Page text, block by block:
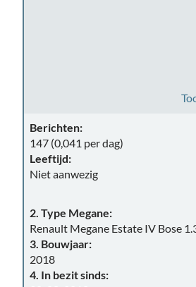
Berichten:
147 (0,041 per dag)
Leeftijd:
Niet aanwezig
2. Type Megane:
Renault Megane Estate IV Bose
3. Bouwjaar:
2018
4. In bezit sinds: